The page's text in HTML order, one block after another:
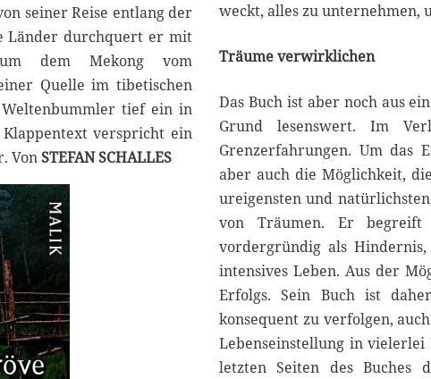
2
1
seiner Reise entlang der
Länder durchquert er mit
um dem Mekong vom
Quelle im tibetischen
Weltenbummler tief ein in
verspricht ein
VonSTEFAN SCHALLES
weckt, alles zu unternehmen,
Träume verwirklichen
Das Buch ist aber noch aus
Grund lesenswert. Im
Grenzerfahrungen. Um das
aber auch die Möglichkeit,
ureigensten und
von Träumen. Er
vordergründig als
intensives Leben. Aus der
Erfolgs. Sein Buch ist
konsequent zu verfolgen,
Lebenseinstellung in
letzten Seiten des Buches